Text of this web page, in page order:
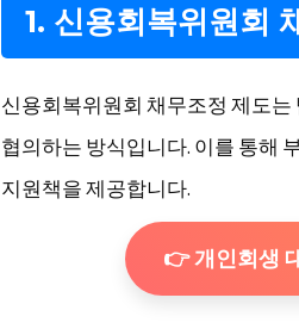
1. 신용회복위원회
신용회복위원회 채무조정 제도
협의하는 방식입니다. 이를 통해
지원책을 제공합니다.
👉 개인회생